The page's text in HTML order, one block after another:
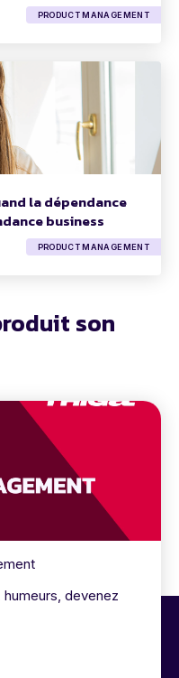
PRODUCT MANAGEMENT
la dépendance
business
PRODUCT MANAGEMENT
son
devenez